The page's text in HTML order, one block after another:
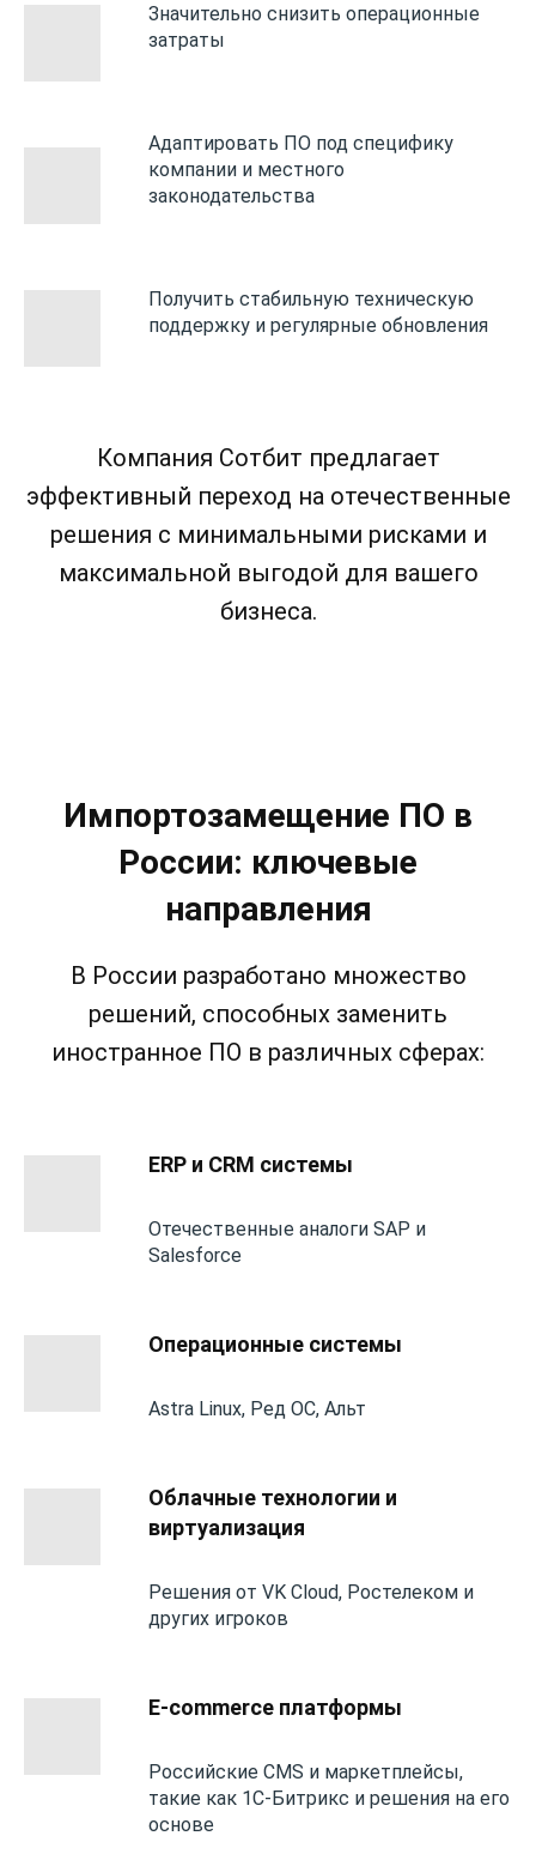
Значительно снизить операционные
затраты
Адаптировать ПО под специфику
компании и местного
законодательства
Получить стабильную техническую
поддержку и регулярные обновления
Компания Сотбит предлагает
эффективный переход на отечественные
решения с минимальными рисками и
максимальной выгодой для вашего
бизнеса.
Импортозамещение ПО в
России: ключевые
направления
В России разработано множество
решений, способных заменить
иностранное ПО в различных сферах:
ERP и CRM системы
Отечественные аналоги SAP и
Salesforce
Операционные системы
Astra Linux, Ред ОС, Альт
Облачные технологии и
виртуализация
Решения от VK Cloud, Ростелеком и
других игроков
E-commerce платформы
Российские CMS и маркетплейсы,
такие как 1С-Битрикс и решения на его
основе